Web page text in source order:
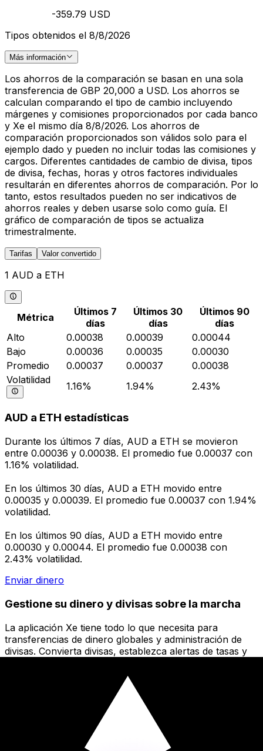
-359.79 USD
Tipos obtenidos el 8/8/2026
Más información
Los ahorros de la comparación se basan en una sola
transferencia de GBP 20,000 a USD. Los ahorros se
calculan comparando el tipo de cambio incluyendo
márgenes y comisiones proporcionados por cada banco
y Xe el mismo día 8/8/2026. Los ahorros de
comparación proporcionados son válidos solo para el
ejemplo dado y pueden no incluir todas las comisiones y
cargos. Diferentes cantidades de cambio de divisa, tipos
de divisa, fechas, horas y otros factores individuales
resultarán en diferentes ahorros de comparación. Por lo
tanto, estos resultados pueden no ser indicativos de
ahorros reales y deben usarse solo como guía. El
gráfico de comparación de tipos se actualiza
trimestralmente.
Tarifas Valor convertido
1 AUD a ETH
Métrica
Últimos 7
días
Últimos 30
días
Últimos 90
días
Alto
0.00038 0.00039
0.00044
Bajo
0.00036 0.00035
0.00030
Promedio
0.00037 0.00037
0.00038
Volatilidad
1.16% 1.94% 2.43%
AUD a ETH estadísticas
Durante los últimos 7 días, AUD a ETH se movieron
entre 0.00036 y 0.00038. El promedio fue 0.00037 con
1.16% volatilidad.
En los últimos 30 días, AUD a ETH movido entre
0.00035 y 0.00039. El promedio fue 0.00037 con 1.94%
volatilidad.
En los últimos 90 días, AUD a ETH movido entre
0.00030 y 0.00044. El promedio fue 0.00038 con
2.43% volatilidad.
Enviar dinero
Gestione su dinero y divisas sobre la marcha
La aplicación Xe tiene todo lo que necesita para
transferencias de dinero globales y administración de
divisas. Convierta divisas, establezca alertas de tasas y